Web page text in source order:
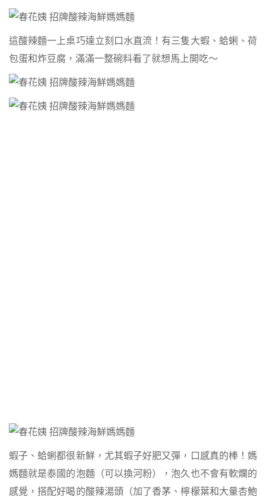
這酸辣麵一上桌巧達立刻口水直流！有三隻大蝦、蛤蜊、荷
包蛋和炸豆腐，滿滿一整碗料看了就想馬上開吃～
蝦子、蛤蜊都很新鮮，尤其蝦子好肥又彈，口感真的棒！媽
媽麵就是泰國的泡麵（可以換河粉），泡久也不會有軟爛的
感覺，搭配好喝的酸辣湯頭（加了香茅、檸檬葉和大量杏鮑